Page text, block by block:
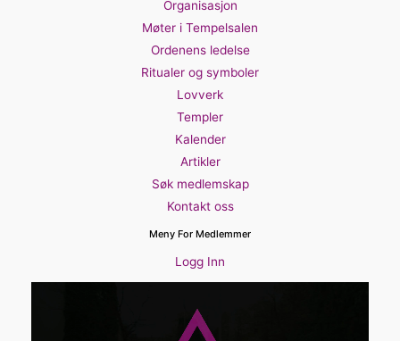
Organisasjon
Møter i Tempelsalen
Ordenens ledelse
Ritualer og symboler
Lovverk
Templer
Kalender
Artikler
Søk medlemskap
Kontakt oss
Meny For Medlemmer
Logg Inn